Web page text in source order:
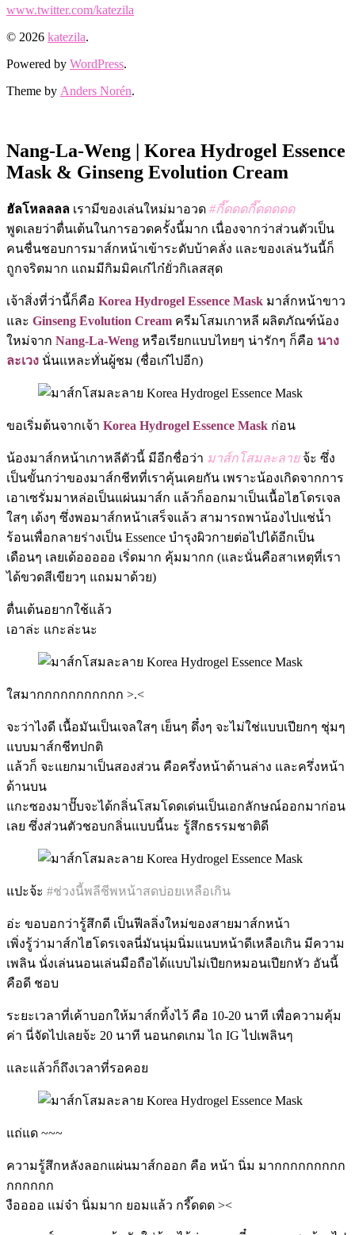
www.twitter.com/katezila
© 2026 katezila.
Powered by WordPress.
Theme by Anders Norén.
Nang-La-Weng | Korea Hydrogel Essence
Mask & Ginseng Evolution Cream
ฮัลโหลลลล เรามีของเล่นใหม่มาอวด #กี๊ดดดกี๊ดดดดด
พูดเลยว่าตื่นเต้นในการอวดครั้งนี้มาก เนื่องจากว่าส่วนตัวเป็น
คนชื่นชอบการมาส์กหน้าเข้าระดับบ้าคลั่ง และของเล่นวันนี้ก็
ถูกจริตมาก แถมมีกิมมิคเก๋ไก๋ยั่วกิเลสสุด
เจ้าสิ่งที่ว่านี้ก็คือ Korea Hydrogel Essence Mask มาส์กหน้าขาว
และ Ginseng Evolution Cream ครีมโสมเกาหลี ผลิตภัณฑ์น้อง
ใหม่จาก Nang-La-Weng หรือเรียกแบบไทยๆ น่ารักๆ ก็คือ นาง
ละเวง นั่นแหละทั่นผู้ชม (ชื่อเก๋ไปอีก)
ขอเริ่มต้นจากเจ้า Korea Hydrogel Essence Mask ก่อน
น้องมาส์กหน้าเกาหลีตัวนี้ มีอีกชื่อว่า มาส์กโสมละลาย จ้ะ ซึ่ง
เป็นขั้นกว่าของมาส์กชีทที่เราคุ้นเคยกัน เพราะน้องเกิดจากการ
เอาเซรั่มมาหล่อเป็นแผ่นมาส์ก แล้วก็ออกมาเป็นเนื้อไฮโดรเจล
ใสๆ เด้งๆ ซึ่งพอมาส์กหน้าเสร็จแล้ว สามารถพาน้องไปแช่น้ำ
ร้อนเพื่อกลายร่างเป็น Essence บำรุงผิวกายต่อไปได้อีกเป็น
เดือนๆ เลยเด้อออออ เริ่ดมาก คุ้มมากก (และนั่นคือสาเหตุที่เรา
ได้ขวดสีเขียวๆ แถมมาด้วย)
ตื่นเต้นอยากใช้แล้ว
เอาล่ะ แกะล่ะนะ
ใสมากกกกกกกกกกก >.<
จะว่าไงดี เนื้อมันเป็นเจลใสๆ เย็นๆ ดึ๋งๆ จะไม่ใช่แบบเปียกๆ ชุ่มๆ
แบบมาส์กชีทปกติ
แล้วก็ จะแยกมาเป็นสองส่วน คือครึ่งหน้าด้านล่าง และครึ่งหน้า
ด้านบน
แกะซองมาปั๊บจะได้กลิ่นโสมโดดเด่นเป็นเอกลักษณ์ออกมาก่อน
เลย ซึ่งส่วนตัวชอบกลิ่นแบบนี้นะ รู้สึกธรรมชาติดี
แปะจ้ะ #ช่วงนี้พลีชีพหน้าสดบ่อยเหลือเกิน
อ่ะ ขอบอกว่ารู้สึกดี เป็นฟีลลิ่งใหม่ของสายมาส์กหน้า
เพิ่งรู้ว่ามาส์กไฮโดรเจลนี่มันนุ่มนิ่มแนบหน้าดีเหลือเกิน มีความ
เพลิน นั่งเล่นนอนเล่นมือถือได้แบบไม่เปียกหมอนเปียกหัว อันนี้
คือดี ชอบ
ระยะเวลาที่เค้าบอกให้มาส์กทิ้งไว้ คือ 10-20 นาที เพื่อความคุ้ม
ค่า นี่จัดไปเลยจ้ะ 20 นาที นอนกดเกม ไถ IG ไปเพลินๆ
และแล้วก็ถึงเวลาที่รอคอย
แถ่แด ~~~
ความรู้สึกหลังลอกแผ่นมาส์กออก คือ หน้า นิ่ม มากกกกกกกกก
กกกกกก
งืออออ แม่จ๋า นิ่มมาก ยอมแล้ว กรี๊ดดด ><